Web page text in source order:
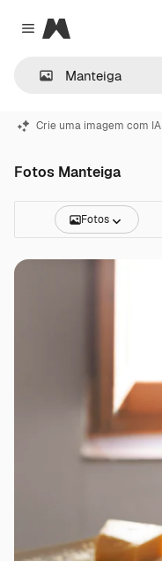
Close menu
Magnific
Crie uma imagem com IA
Fotos Manteiga
Fotos